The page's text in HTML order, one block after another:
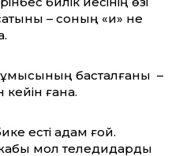
– соның «иә» не
бастал­ғаны –
ғана.
есті адам ғой.
мол теледидарды